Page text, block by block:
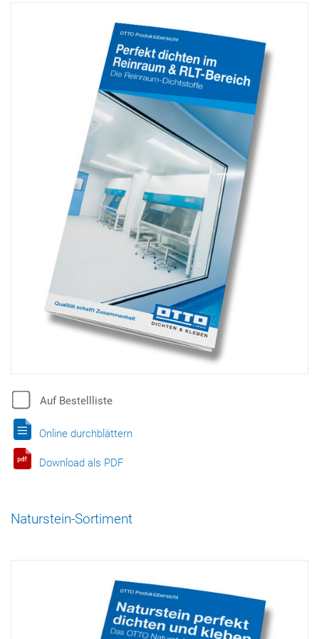
Auf Bestellliste
Online durchblättern
Download als PDF
Naturstein-Sortiment